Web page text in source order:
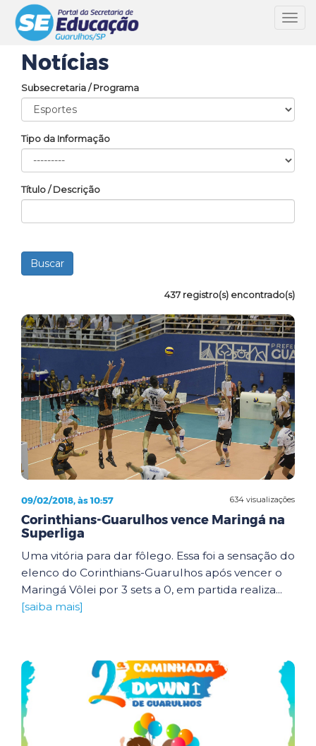
Notícias
Subsecretaria / Programa
Tipo da Informação
Título / Descrição
437 registro(s) encontrado(s)
634 visualizações
09/02/2018, às 10:57
Corinthians-Guarulhos vence Maringá na
Superliga
Uma vitória para dar fôlego. Essa foi a sensação do
elenco do Corinthians-Guarulhos após vencer o
Maringá Vôlei por 3 sets a 0, em partida realiza...
[saiba mais]